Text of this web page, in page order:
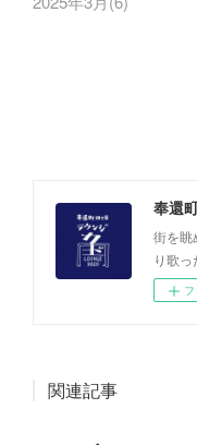
奉還
街を眺
り歌
関連記事